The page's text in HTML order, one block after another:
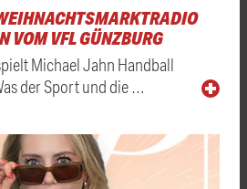
VOM VFL GÜNZBURG
Michael Jahn Handball
der Sport und die …